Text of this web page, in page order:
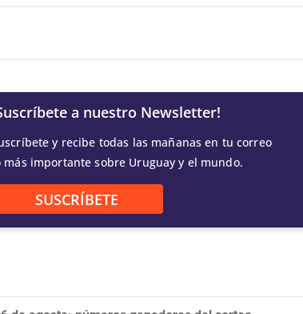
a nuestro Newsletter!
y recibe todas las mañanas en tu correo
más importante sobre Uruguay y el mundo.
SUSCRÍBETE